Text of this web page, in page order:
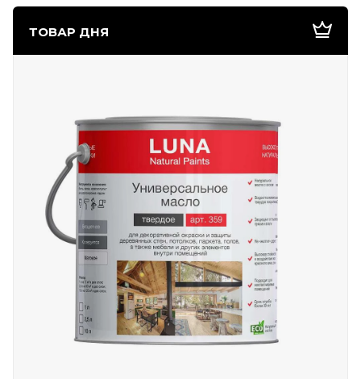
ТОВАР ДНЯ